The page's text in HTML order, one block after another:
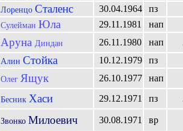
Лоренцо Сталенс 30.04.1964 пз
Сулейман Юла 29.11.1981
нап
Аруна Диндан 26.11.1980 нап
Алин Стойка 10.12.1979 пз
Олег Ящук 26.10.1977 нап
Бесник Хаси 29.12.1971 пз
Звонко Милоевич 30.08.1971
вр